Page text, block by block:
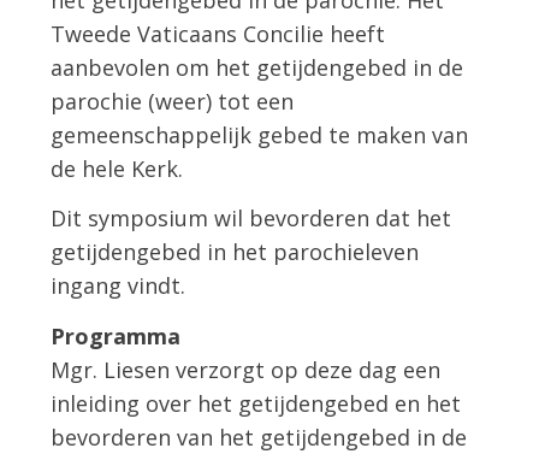
Tweede Vaticaans Concilie heeft
aanbevolen om het getijdengebed in de
parochie (weer) tot een
gemeenschappelijk gebed te maken van
de hele Kerk.
Dit symposium wil bevorderen dat het
getijdengebed in het parochieleven
ingang vindt.
Programma
Mgr. Liesen verzorgt op deze dag een
inleiding over het getijdengebed en het
bevorderen van het getijdengebed in de